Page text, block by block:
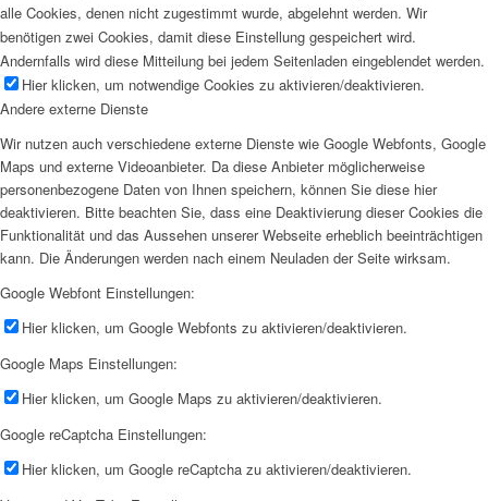
alle Cookies, denen nicht zugestimmt wurde, abgelehnt werden. Wir
benötigen zwei Cookies, damit diese Einstellung gespeichert wird.
Andernfalls wird diese Mitteilung bei jedem Seitenladen eingeblendet werden.
Hier klicken, um notwendige Cookies zu aktivieren/deaktivieren.
Andere externe Dienste
Wir nutzen auch verschiedene externe Dienste wie Google Webfonts, Google
Maps und externe Videoanbieter. Da diese Anbieter möglicherweise
personenbezogene Daten von Ihnen speichern, können Sie diese hier
deaktivieren. Bitte beachten Sie, dass eine Deaktivierung dieser Cookies die
Funktionalität und das Aussehen unserer Webseite erheblich beeinträchtigen
kann. Die Änderungen werden nach einem Neuladen der Seite wirksam.
Google Webfont Einstellungen:
Hier klicken, um Google Webfonts zu aktivieren/deaktivieren.
Google Maps Einstellungen:
Hier klicken, um Google Maps zu aktivieren/deaktivieren.
Google reCaptcha Einstellungen:
Hier klicken, um Google reCaptcha zu aktivieren/deaktivieren.